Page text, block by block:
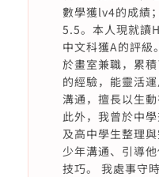
數學獲lv4的成績
5.5。本人現就讀
中文科獲A的評級
於畫室兼職，累
的經驗，能靈活
溝通，擅長以生動
此外，我曾於中
及高中學生整理
少年溝通、引導
技巧。 我處事守